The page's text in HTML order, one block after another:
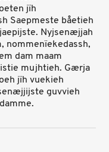
jïh
Saepmeste båetieh
Nyjsenæjjah
nommenïekedassh,
dam maam
mujhtieh. Gærja
jïh vuekieh
guvvieh